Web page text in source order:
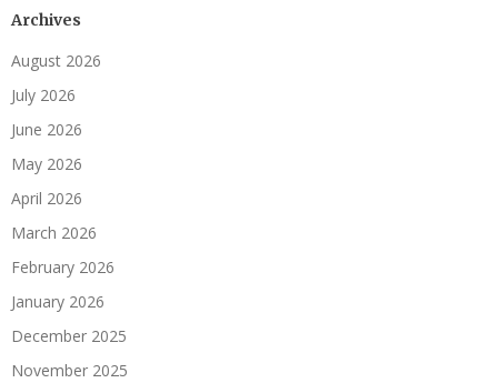
Archives
August 2026
July 2026
June 2026
May 2026
April 2026
March 2026
February 2026
January 2026
December 2025
November 2025